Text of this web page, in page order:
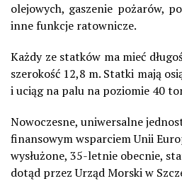
olejowych, gaszenie pożarów,
inne funkcje ratownicze.
Każdy ze statków ma mieć
szerokość 12,8 m. Statki mają
i uciąg na palu na poziomie 40
Nowoczesne, uniwersalne
finansowym wsparciem Unii
wysłużone, 35-letnie obecnie,
dotąd przez Urząd Morski w